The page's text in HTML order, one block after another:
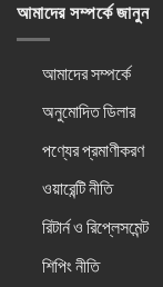
আমাদের সম্পর্কে জানুন
আমাদের সম্পর্কে
অনুমোদিত ডিলার
পণ্যের প্রমাণীকরণ
ওয়ারেন্টি নীতি
রিটার্ন ও রিপ্লেসমেন্ট
শিপিং নীতি